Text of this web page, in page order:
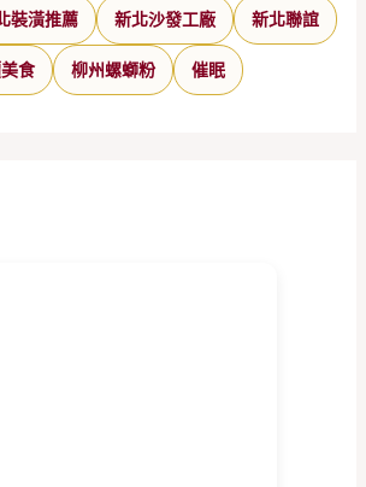
裝潢推薦 新北沙發工廠 新北聯誼
食 柳州螺螄粉 催眠